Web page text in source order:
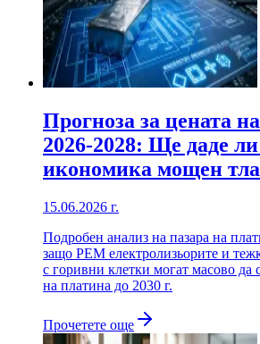
Прогноза за цената
2026-2028: Ще даде
икономика мощен
15.06.2026 г.
Подробен анализ на пазара на
защо PEM електролизьорите и
с горивни клетки могат масово да
на платина до 2030 г.
Прочетете още